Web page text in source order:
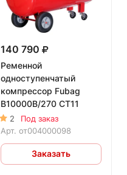
140 790
Ременной
одноступенчатый
компрессор Fubag
B10000B/270 CT11
2
Под заказ
Арт. от004000098
Заказать